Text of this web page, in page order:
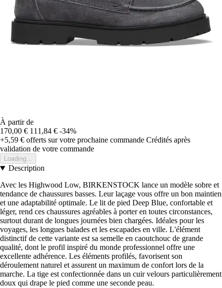
À partir de
170,00 € 111,84 € -34%
+5,59 € offerts sur votre prochaine commande Crédités après
validation de votre commande
Loading...
Description
Avec les Highwood Low, BIRKENSTOCK lance un modèle sobre et
tendance de chaussures basses. Leur laçage vous offre un bon maintien
et une adaptabilité optimale. Le lit de pied Deep Blue, confortable et
léger, rend ces chaussures agréables à porter en toutes circonstances,
surtout durant de longues journées bien chargées. Idéales pour les
voyages, les longues balades et les escapades en ville. L'élément
distinctif de cette variante est sa semelle en caoutchouc de grande
qualité, dont le profil inspiré du monde professionnel offre une
excellente adhérence. Les éléments profilés, favorisent son
déroulement naturel et assurent un maximum de confort lors de la
marche. La tige est confectionnée dans un cuir velours particulièrement
doux qui drape le pied comme une seconde peau.